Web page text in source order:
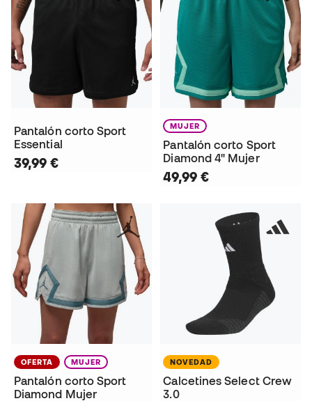
Pantalón corto Sport
Essential
39,99 €
MUJER
Pantalón corto Sport
Diamond 4" Mujer
49,99 €
OFERTA MUJER
Pantalón corto Sport
Diamond Mujer
NOVEDAD
Calcetines Select Crew
3.0